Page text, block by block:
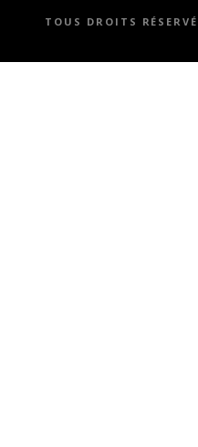
TOUS DROITS